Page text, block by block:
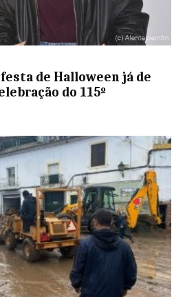
de Halloween já de
do 115º